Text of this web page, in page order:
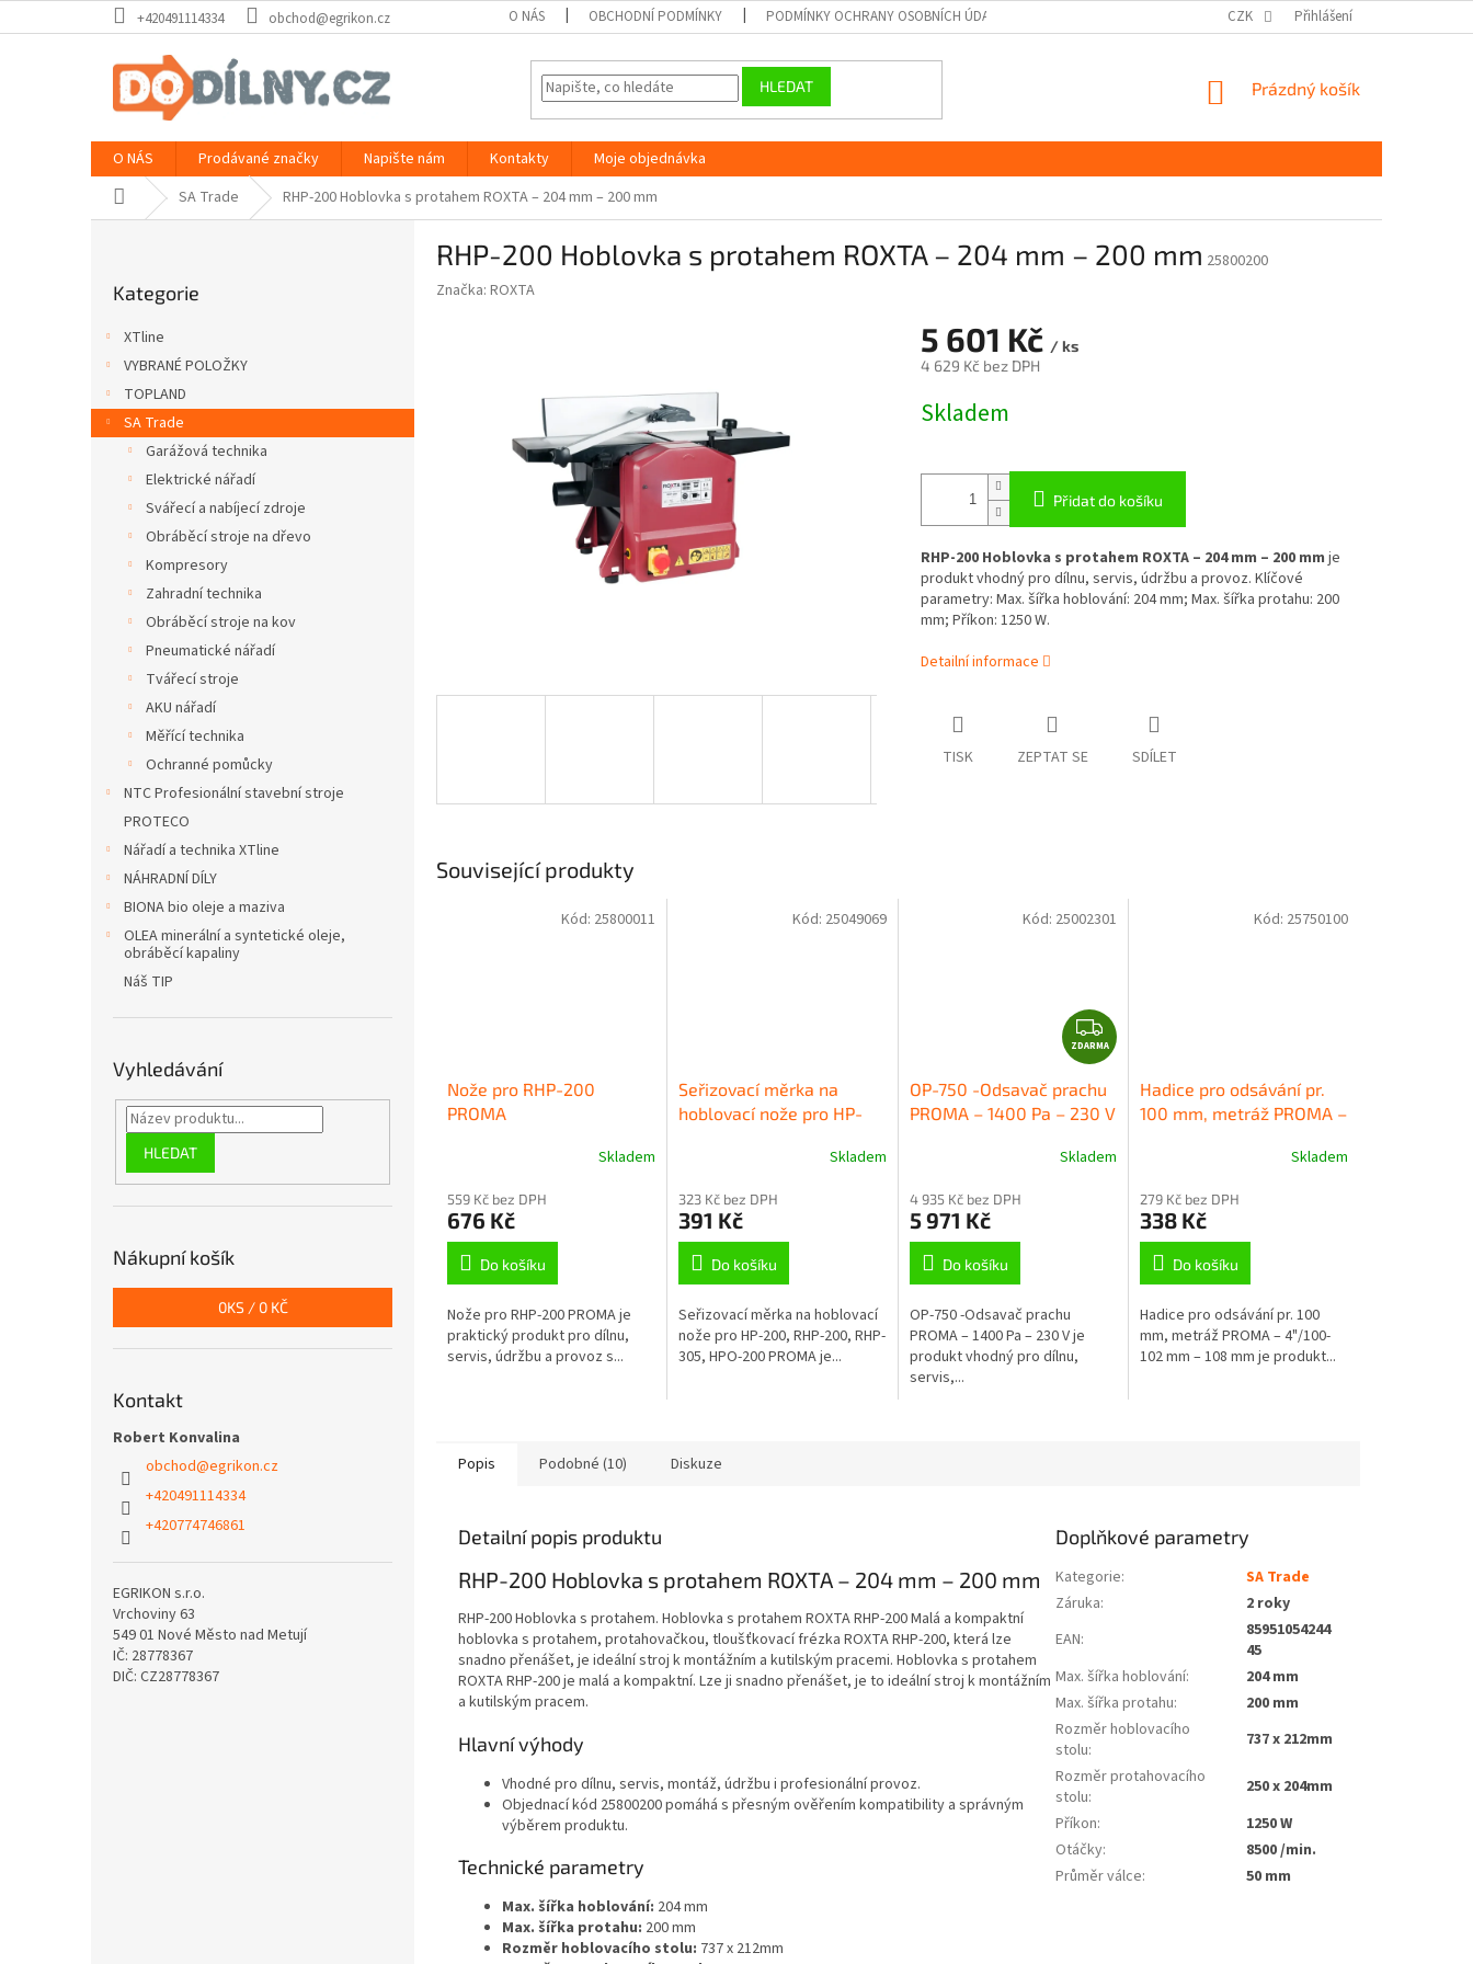
na
+420491114334 obchod@egrikon.cz O NÁS OBCHODNÍ PODMÍNKY PODMÍNKY OCHRANY OSOBNÍCH ÚDAJŮ GDPR CZK Přihlášení
HLEDAT
NÁKUPNÍ
Prázdný košík
O NÁS Prodávané značky Napište nám Kontakty
Moje objednávka
Domů SA Trade RHP-200 Hoblovka s protahem ROXTA – 204 mm – 200 mm
kategorie
Kategorie
XTline
VYBRANÉ POLOŽKY
TOPLAND
SA Trade
Garážová technika
Elektrické nářadí
Svářecí a nabíjecí zdroje
Obráběcí stroje na dřevo
Kompresory
Zahradní technika
Obráběcí stroje na kov
Pneumatické nářadí
Tvářecí stroje
AKU nářadí
Měřící technika
Ochranné pomůcky
NTC Profesionální stavební stroje
PROTECO
Nářadí a technika XTline
NÁHRADNÍ DÍLY
BIONA bio oleje a maziva
OLEA minerální a syntetické oleje,
obráběcí kapaliny
Náš TIP
Vyhledávání
HLEDAT
Nákupní košík
0KS / 0 KČ
Kontakt
Robert Konvalina
obchod@egrikon.cz
+420491114334
+420774746861
EGRIKON s.r.o.
Vrchoviny 63
549 01 Nové Město nad Metují
IČ: 28778367
DIČ: CZ28778367
RHP-200 Hoblovka s protahem ROXTA – 204 mm – 200 mm 25800200
Značka: ROXTA
5 601 Kč / ks
4 629 Kč bez DPH
cena:
Skladem
Přidat do košíku
RHP-200 Hoblovka s protahem ROXTA – 204 mm – 200 mm je
produkt vhodný pro dílnu, servis, údržbu a provoz. Klíčové
parametry: Max. šířka hoblování: 204 mm; Max. šířka protahu: 200
mm; Příkon: 1250 W.
Detailní informace
TISK ZEPTAT SE SDÍLET
Související produkty
Nože pro RHP-200
PROMA
Skladem
559 Kč bez DPH
676 Kč
Do košíku
Nože pro RHP-200 PROMA je
praktický produkt pro dílnu,
servis, údržbu a provoz s...
Kód: 25800011
Seřizovací měrka na
hoblovací nože pro HP-
Skladem
323 Kč bez DPH
391 Kč
Do košíku
Seřizovací měrka na hoblovací
nože pro HP-200, RHP-200, RHP-
305, HPO-200 PROMA je...
Kód: 25049069
Z
D
R
A
ZDARMA
OP-750 -Odsavač prachu
PROMA – 1400 Pa – 230 V
Skladem
4 935 Kč bez DPH
5 971 Kč
Do košíku
OP-750 -Odsavač prachu
PROMA – 1400 Pa – 230 V je
produkt vhodný pro dílnu,
servis,...
Kód: 25002301
Hadice pro odsávání pr.
100 mm, metráž PROMA –
Skladem
279 Kč bez DPH
338 Kč
Do košíku
Hadice pro odsávání pr. 100
mm, metráž PROMA – 4"/100-
102 mm – 108 mm je produkt...
Kód: 25750100
Popis Podobné (10) Diskuze
Detailní popis produktu
RHP-200 Hoblovka s protahem ROXTA – 204 mm – 200 mm
RHP-200 Hoblovka s protahem. Hoblovka s protahem ROXTA RHP-200 Malá a kompaktní
hoblovka s protahem, protahovačkou, tloušťkovací frézka ROXTA RHP-200, která lze
snadno přenášet, je ideální stroj k montážním a kutilským pracemi. Hoblovka s protahem
ROXTA RHP-200 je malá a kompaktní. Lze ji snadno přenášet, je to ideální stroj k montážním
a kutilským pracem.
Hlavní výhody
Vhodné pro dílnu, servis, montáž, údržbu i profesionální provoz.
Objednací kód 25800200 pomáhá s přesným ověřením kompatibility a správným
výběrem produktu.
Technické parametry
Max. šířka hoblování: 204 mm
Max. šířka protahu: 200 mm
Rozměr hoblovacího stolu: 737 x 212mm
Doplňkové parametry
Kategorie:
SA Trade
Záruka:
2 roky
EAN:
85951054244
45
Max. šířka hoblování:
204 mm
Max. šířka protahu:
200 mm
Rozměr hoblovacího
stolu:
737 x 212mm
Rozměr protahovacího
stolu:
250 x 204mm
Příkon:
1250 W
Otáčky:
8500 /min.
Průměr válce: 50 mm